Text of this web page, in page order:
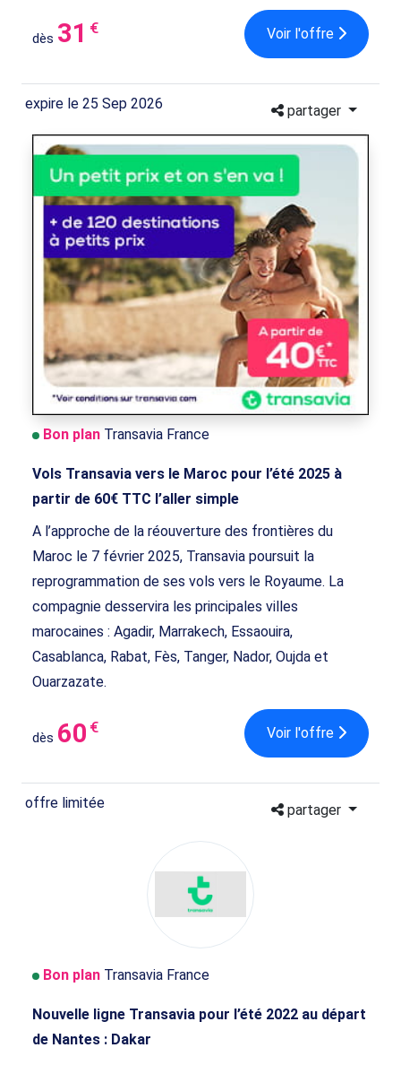
dès 31 € Voir l'offre
expire le 25 Sep 2026 partager
Bon plan Transavia France
Vols Transavia vers le Maroc pour l’été 2025 à
partir de 60€ TTC l’aller simple
A l’approche de la réouverture des frontières du
Maroc le 7 février 2025, Transavia poursuit la
reprogrammation de ses vols vers le Royaume. La
compagnie desservira les principales villes
marocaines : Agadir, Marrakech, Essaouira,
Casablanca, Rabat, Fès, Tanger, Nador, Oujda et
Ouarzazate.
dès 60 € Voir l'offre
offre limitée partager
Bon plan Transavia France
Nouvelle ligne Transavia pour l’été 2022 au départ
de Nantes : Dakar